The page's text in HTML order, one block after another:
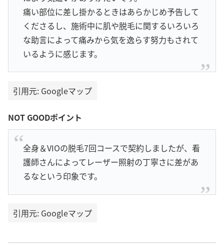
痛い部位に差し掛かるときはあらかじめ予告して
くださるし、施術中に肌や脱毛に関するいろいろ
な助言によって痛みから気を逸らす努力もされて
いるように感じます。
引用元: Googleマップ
NOT GOODポイント
全身＆VIOの脱毛7回コースで契約しましたが、看
護師さんによってレーザー照射の丁寧さに差があ
るなという印象です。
引用元: Googleマップ